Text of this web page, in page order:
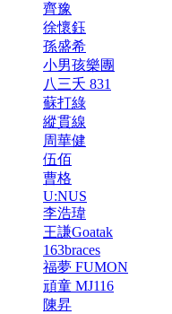
齊豫
徐懷鈺
孫盛希
小男孩樂團
八三夭 831
蘇打綠
縱貫線
周華健
伍佰
曹格
U:NUS
李浩瑋
王謙Goatak
163braces
福夢 FUMON
頑童 MJ116
陳昇